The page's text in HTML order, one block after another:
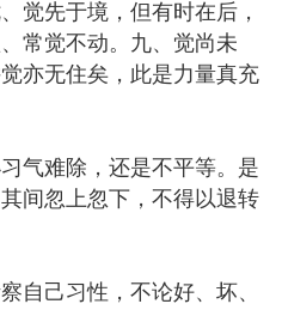
觉先于境，但有时在后，
常觉不动。九、觉尚未
亦无住矣，此是力量真充
难除，还是不平等。是
间忽上忽下，不得以退转
己习性，不论好、坏、